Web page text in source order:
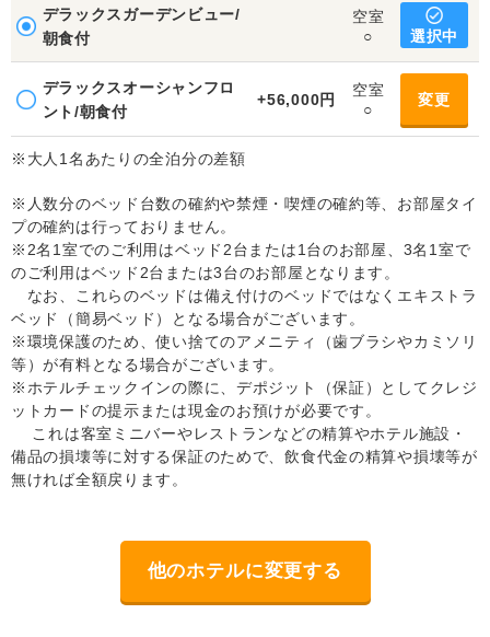
デラックスガーデンビュー/
朝食付
空室
○
選択中
デラックスオーシャンフロ
ント/朝食付
+56,000円
空室
○
変更
※大人1名あたりの全泊分の差額
※人数分のベッド台数の確約や禁煙・喫煙の確約等、お部屋タイ
プの確約は行っておりません。
※2名1室でのご利用はベッド2台または1台のお部屋、3名1室で
のご利用はベッド2台または3台のお部屋となります。
なお、これらのベッドは備え付けのベッドではなくエキストラ
ベッド（簡易ベッド）となる場合がございます。
※環境保護のため、使い捨てのアメニティ（歯ブラシやカミソリ
等）が有料となる場合がございます。
※ホテルチェックインの際に、デポジット（保証）としてクレジ
ットカードの提示または現金のお預けが必要です。
これは客室ミニバーやレストランなどの精算やホテル施設・
備品の損壊等に対する保証のためで、飲食代金の精算や損壊等が
無ければ全額戻ります。
他のホテルに変更する